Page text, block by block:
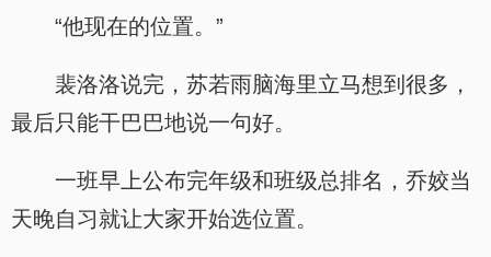
“他现在的位置。”
裴洛洛说完，苏若雨脑海里立马想到很多，
最后只能干巴巴地说一句好。
一班早上公布完年级和班级总排名，乔姣当
天晚自习就让大家开始选位置。